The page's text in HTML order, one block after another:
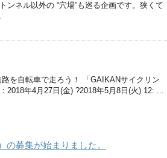
ンネル以外の “穴場”も巡る企画です。狭くて
を自転車で走ろう！ 「GAIKANサイクリン
2018年4月27日(金) ?2018年5月8日(火) 12: ...
の募集が始まりました。